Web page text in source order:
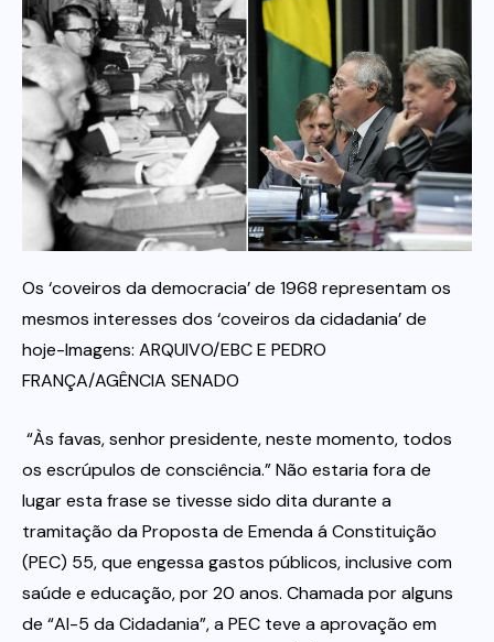
CEF
Santander
Bradesco
Banco do Brasil
BMB
Itau
Financeiras e Cooperativas
Comunicação
Convênios
Folha d@s Bancári@s
Galerias de Fotos
Videos
Sindicalize!
Contato
Webmail
Os ‘coveiros da democracia’ de 1968 representam os
mesmos interesses dos ‘coveiros da cidadania’ de
hoje-Imagens: ARQUIVO/EBC E PEDRO
FRANÇA/AGÊNCIA SENADO
“Às favas, senhor presidente, neste momento, todos
os escrúpulos de consciência.” Não estaria fora de
lugar esta frase se tivesse sido dita durante a
tramitação da Proposta de Emenda á Constituição
(PEC) 55, que engessa gastos públicos, inclusive com
saúde e educação, por 20 anos. Chamada por alguns
de “AI-5 da Cidadania”, a PEC teve a aprovação em